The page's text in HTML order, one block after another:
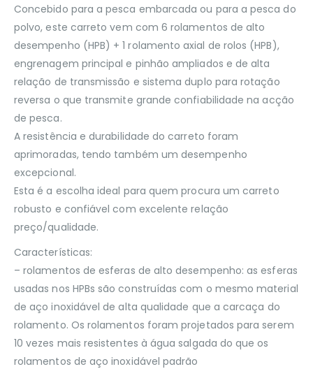
Concebido para a pesca embarcada ou para a pesca do
polvo, este carreto vem com 6 rolamentos de alto
desempenho (HPB) + 1 rolamento axial de rolos (HPB),
engrenagem principal e pinhão ampliados e de alta
relação de transmissão e sistema duplo para rotação
reversa o que transmite grande confiabilidade na acção
de pesca.
A resistência e durabilidade do carreto foram
aprimoradas, tendo também um desempenho
excepcional.
Esta é a escolha ideal para quem procura um carreto
robusto e confiável com excelente relação
preço/qualidade.
Características:
– rolamentos de esferas de alto desempenho: as esferas
usadas nos HPBs são construídas com o mesmo material
de aço inoxidável de alta qualidade que a carcaça do
rolamento. Os rolamentos foram projetados para serem
10 vezes mais resistentes à água salgada do que os
rolamentos de aço inoxidável padrão